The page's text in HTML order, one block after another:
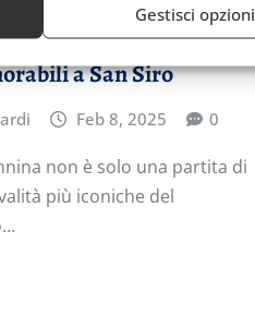
Gestisci opzioni
a San Siro
Feb 8, 2025 0
non è solo una partita di
più iconiche del